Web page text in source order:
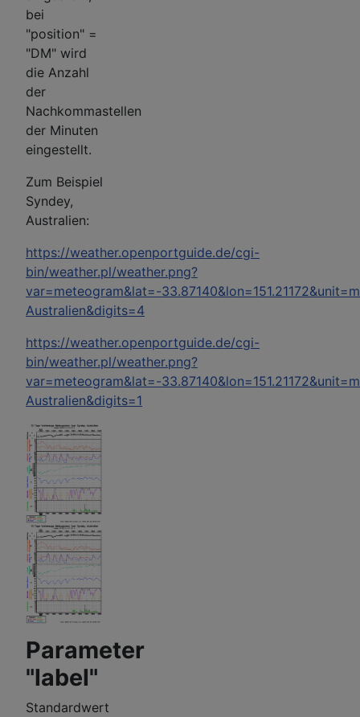
bei
"position" =
"DM" wird
die Anzahl
der
Nachkommastellen
der Minuten
eingestellt.
Zum Beispiel
Syndey,
Australien:
https://weather.openportguide.de/cgi-
bin/weather.pl/weather.png?
var=meteogram&lat=-
Australien&digits=4
https://weather.openportguide.de/cgi-
bin/weather.pl/weather.png?
var=meteogram&lat=-
Australien&digits=1
Parameter
"label"
Standardwert